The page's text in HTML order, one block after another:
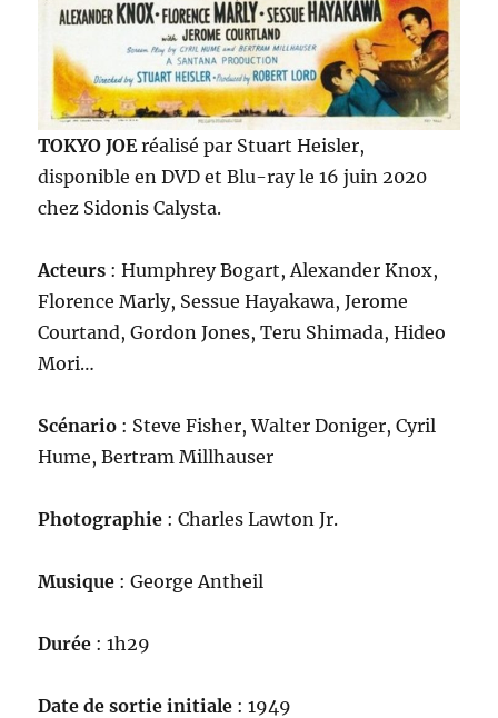
TOKYO JOEréalisé par Stuart Heisler,
disponible en DVD et Blu-ray le 16 juin 2020
chez Sidonis Calysta.
Acteurs : Humphrey Bogart, Alexander Knox,
Florence Marly, Sessue Hayakawa, Jerome
Courtand, Gordon Jones, Teru Shimada, Hideo
Mori…
Scénario : Steve Fisher, Walter Doniger, Cyril
Hume, Bertram Millhauser
Photographie : Charles Lawton Jr.
Musique : George Antheil
Durée : 1h29
Date de sortie initiale : 1949